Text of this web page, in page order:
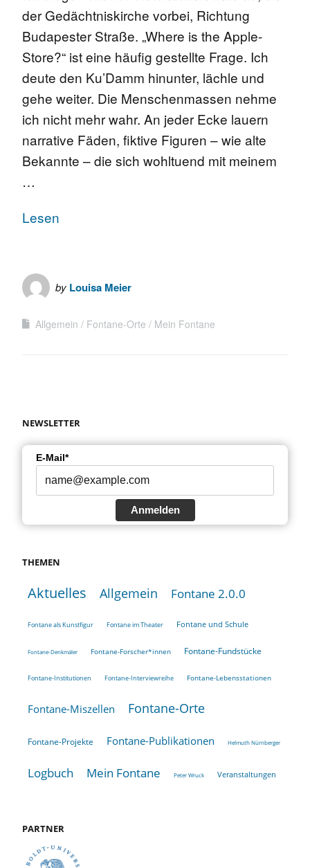
der Gedächtniskirche vorbei, Richtung
Budapester Straße. „Where is the Apple-
Store?“ ist eine häufig gestellte Frage. Ich
deute den Ku’Damm hinunter, lächle und
gehe weiter. Die Menschenmassen nehme
ich nicht mehr wahr. An jeder Ecke lauern
narrative Fäden, fiktive Figuren – wie alte
Bekannte – die sich wohltuend mit meinem
…
Lesen
by Louisa Meier
Allgemein Fontane-Orte Mein Fontane
NEWSLETTER
E-Mail*
Anmelden
THEMEN
Aktuelles Allgemein Fontane 2.0.0
Fontane als Kunstfigur Fontane im Theater Fontane und Schule
Fontane-Denkmäler Fontane-Forscher*innen Fontane-Fundstücke
Fontane-Institutionen Fontane-Interviewreihe Fontane-Lebensstationen
Fontane-Miszellen Fontane-Orte
Fontane-Projekte Fontane-Publikationen Helmuth Nürnberger
Logbuch Mein Fontane Peter Wruck Veranstaltungen
PARTNER